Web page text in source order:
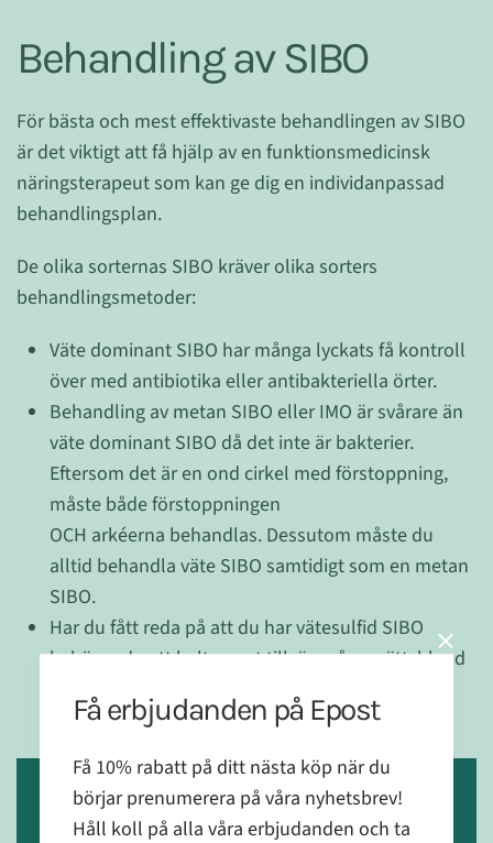
Behandling av SIBO
För bästa och mest effektivaste behandlingen av SIBO
är det viktigt att få hjälp av en funktionsmedicinsk
näringsterapeut som kan ge dig en individanpassad
behandlingsplan.
De olika sorternas SIBO kräver olika sorters
behandlingsmetoder:
Väte dominant SIBO har många lyckats få kontroll
över med antibiotika eller antibakteriella örter.
Behandling av metan SIBO eller IMO är svårare än
väte dominant SIBO då det inte är bakterier.
Eftersom det är en ond cirkel med förstoppning,
måste både förstoppningen
OCH arkéerna behandlas. Dessutom måste du
alltid behandla väte SIBO samtidigt som en metan
SIBO.
Har du fått reda på att du har vätesulfid SIBO
behöver du ett helt annat tillvägagångssätt, bland
innehåller svavel.
Funktionsmedicinsk behandling
Få erbjudanden på Epost
Få 10% rabatt på ditt nästa köp när du
börjar prenumerera på våra nyhetsbrev!
Håll koll på alla våra erbjudanden och ta